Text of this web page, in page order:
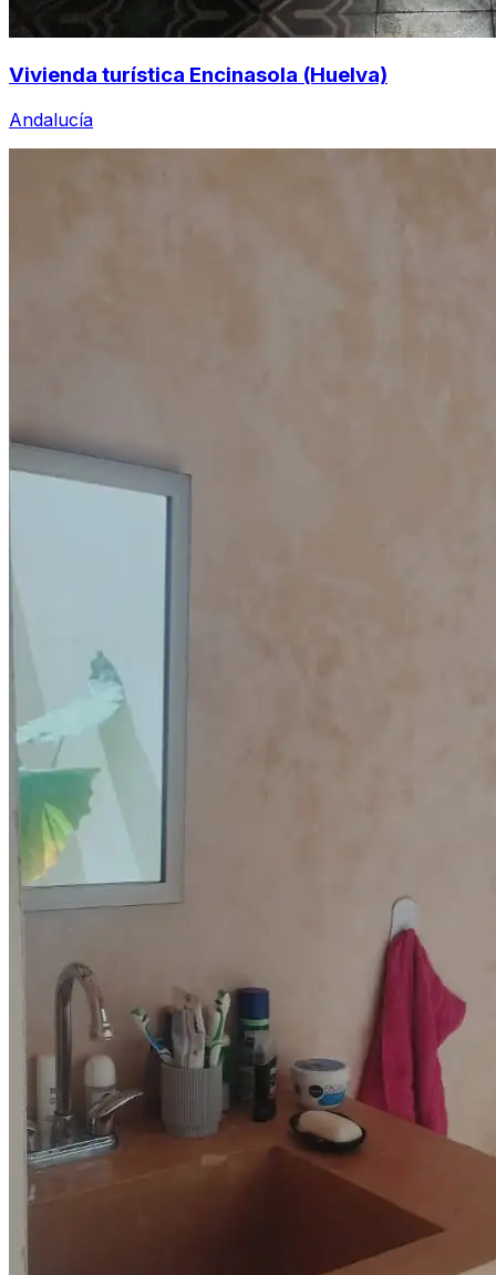
Vivienda turística Encinasola (Huelva)
Andalucía